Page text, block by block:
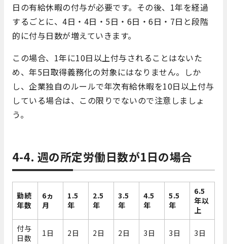
日の有給休暇の付与が必要です。その後、1年を経過
するごとに、4日・4日・5日・6日・6日・7日と段階
的に付与日数が増えていきます。
この場合、1年に10日以上付与されることはないた
め、年5日取得義務化の対象にはなりません。しか
し、企業独自のルールで年次有給休暇を10日以上付与
している場合は、この限りでないので注意しましょ
う。
4-4. 週の所定労働日数が1日の場合
勤続
年数
6ヵ
月
1.5
年
2.5
年
3.5
年
4.5
年
5.5
年
6.5
年以
上
付与
日数
1日 2日 2日 2日 3日 3日 3日